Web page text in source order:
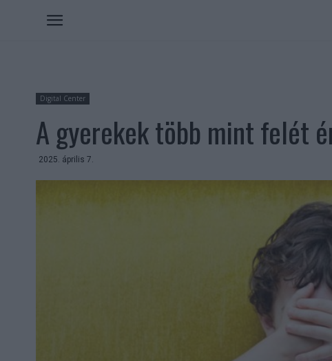
Digital Center
A gyerekek több mint felét
2025. április 7.